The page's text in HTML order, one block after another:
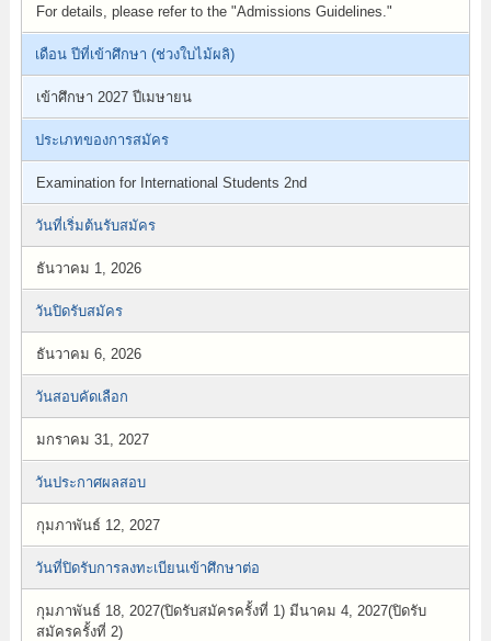
For details, please refer to the "Admissions Guidelines."
เดือน ปีที่เข้าศึกษา (ช่วงใบไม้ผลิ)
เข้าศึกษา 2027 ปีเมษายน
ประเภทของการสมัคร
Examination for International Students 2nd
วันที่เริ่มต้นรับสมัคร
ธันวาคม 1, 2026
วันปิดรับสมัคร
ธันวาคม 6, 2026
วันสอบคัดเลือก
มกราคม 31, 2027
วันประกาศผลสอบ
กุมภาพันธ์ 12, 2027
วันที่ปิดรับการลงทะเบียนเข้าศึกษาต่อ
กุมภาพันธ์ 18, 2027(ปิดรับสมัครครั้งที่ 1) มีนาคม 4, 2027(ปิดรับ
สมัครครั้งที่ 2)